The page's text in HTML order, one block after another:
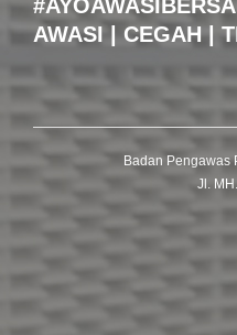
AWASI | CEGAH |
Badan Pengawas
Jl.